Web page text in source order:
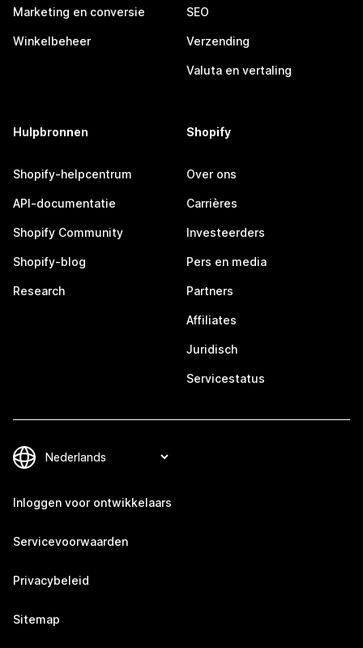
Marketing en conversie
Winkelbeheer
SEO
Verzending
Valuta en vertaling
Hulpbronnen
Shopify-helpcentrum
API-documentatie
Shopify Community
Shopify-blog
Research
Shopify
Over ons
Carrières
Investeerders
Pers en media
Partners
Affiliates
Juridisch
Servicestatus
Inloggen voor ontwikkelaars
Servicevoorwaarden
Privacybeleid
Sitemap